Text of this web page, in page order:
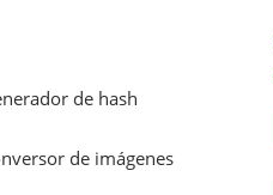
de hash
de imágenes